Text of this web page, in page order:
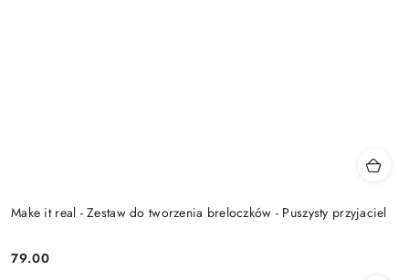
Make it real - Zestaw do tworzenia breloczków - Puszysty przyjaciel
Cena:
79.00